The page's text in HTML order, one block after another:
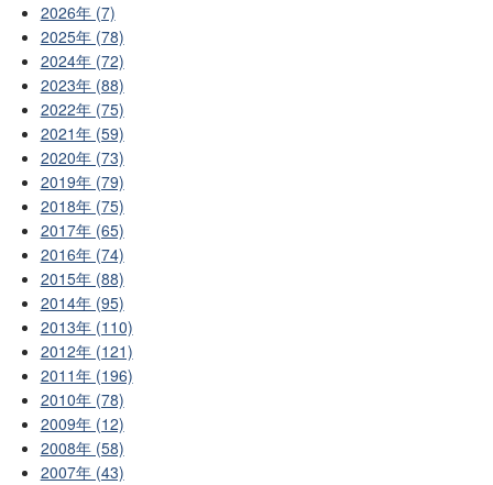
2026年 (7)
2025年 (78)
2024年 (72)
2023年 (88)
2022年 (75)
2021年 (59)
2020年 (73)
2019年 (79)
2018年 (75)
2017年 (65)
2016年 (74)
2015年 (88)
2014年 (95)
2013年 (110)
2012年 (121)
2011年 (196)
2010年 (78)
2009年 (12)
2008年 (58)
2007年 (43)